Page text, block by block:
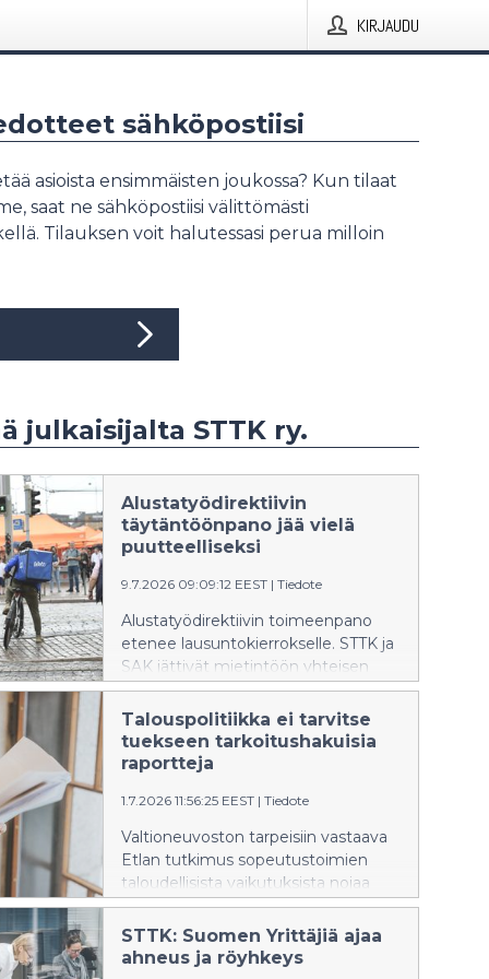
KIRJAUDU
sähköpostiisi
asioista ensimmäisten joukossa? Kun tilaat
saat ne sähköpostiisi välittömästi
Tilauksen voit halutessasi perua milloin
julkaisijalta STTK ry.
Alustatyödirektiivin
täytäntöönpano jää vielä
puutteelliseksi
9.7.2026 09:09:12 EEST | Tiedote
Alustatyödirektiivin toimeenpano
etenee lausuntokierrokselle. STTK ja
SAK jättivät mietintöön yhteisen
eriävän mielipiteen, sillä ehdotus ei
vastaa direktiivin tarkoitusta riittävällä
tavalla.
Talouspolitiikka ei tarvitse
tuekseen tarkoitushakuisia
raportteja
1.7.2026 11:56:25 EEST | Tiedote
Valtioneuvoston tarpeisiin vastaava
Etlan tutkimus sopeutustoimien
taloudellisista vaikutuksista nojaa
yksipuoliseen
tutkimuskirjallisuuteen, käyttää
heikosti syy-seuraussuhteiden
STTK: Suomen Yrittäjiä ajaa
ahneus ja röyhkeys